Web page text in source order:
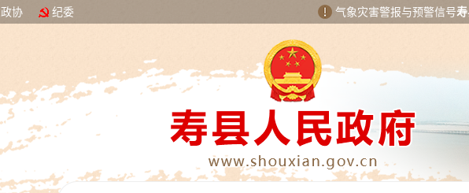
政协 纪委 气象灾害警报与预警信号